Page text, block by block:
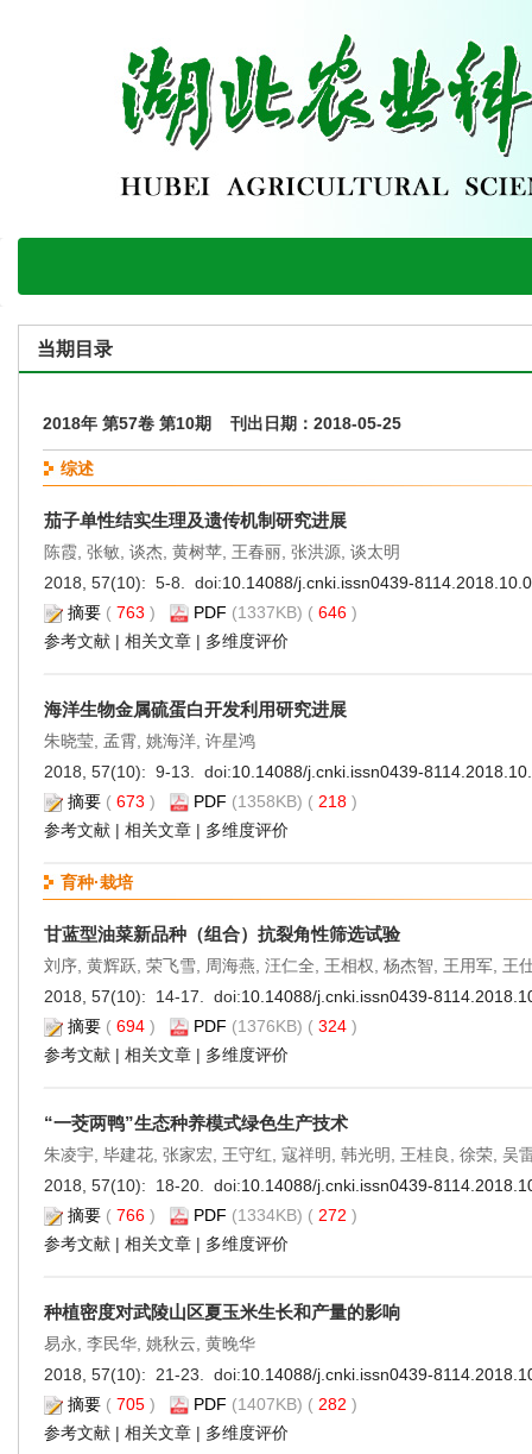
当期目录
2018年 第57卷 第10期 刊出日期：2018-05-25
综述
茄子单性结实生理及遗传机制研究进展
陈霞, 张敏, 谈杰, 黄树苹, 王春丽, 张洪源, 谈太明
2018, 57(10): 5-8. doi:10.14088/j.cnki.issn0439-
摘要 ( 763 ) PDF (1337KB) ( 646 )
参考文献 | 相关文章 | 多维度评价
海洋生物金属硫蛋白开发利用研究进展
朱晓莹, 孟霄, 姚海洋, 许星鸿
2018, 57(10): 9-13. doi:10.14088/j.cnki.issn0439-
摘要 ( 673 ) PDF (1358KB) ( 218 )
参考文献 | 相关文章 | 多维度评价
育种·栽培
甘蓝型油菜新品种（组合）抗裂角性筛选试验
刘序, 黄辉跃, 荣飞雪, 周海燕, 汪仁全, 王相权, 杨杰智, 王用军, 王
2018, 57(10): 14-17. doi:10.14088/j.cnki.issn0439-
摘要 ( 694 ) PDF (1376KB) ( 324 )
参考文献 | 相关文章 | 多维度评价
“一茭两鸭”生态种养模式绿色生产技术
朱凌宇, 毕建花, 张家宏, 王守红, 寇祥明, 韩光明, 王桂良, 徐荣, 吴
2018, 57(10): 18-20. doi:10.14088/j.cnki.issn0439-
摘要 ( 766 ) PDF (1334KB) ( 272 )
参考文献 | 相关文章 | 多维度评价
种植密度对武陵山区夏玉米生长和产量的影响
易永, 李民华, 姚秋云, 黄晚华
2018, 57(10): 21-23. doi:10.14088/j.cnki.issn0439-
摘要 ( 705 ) PDF (1407KB) ( 282 )
参考文献 | 相关文章 | 多维度评价